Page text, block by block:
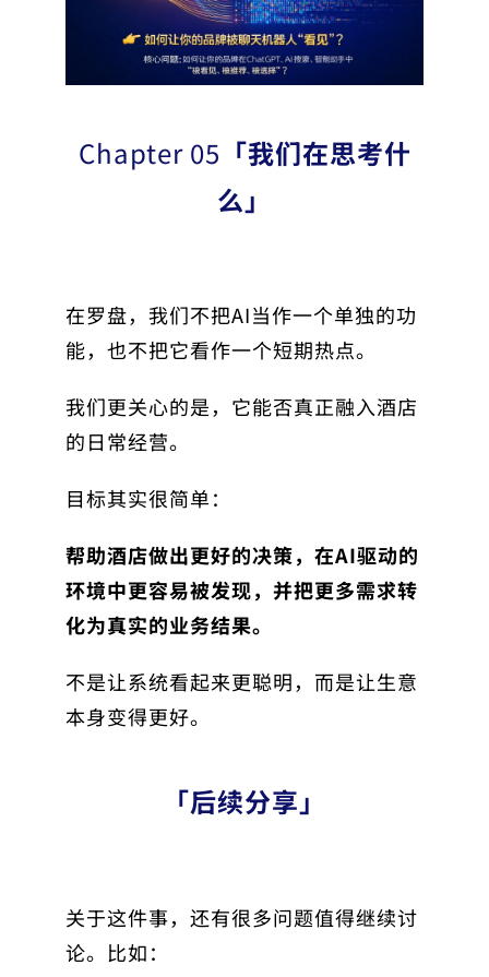
Chapter 05 「我们在思考什
么」
在罗盘，我们不把AI当作一个单独的功
能，也不把它看作一个短期热点。
我们更关心的是，它能否真正融入酒店
的日常经营。
目标其实很简单：
帮助酒店做出更好的决策，在AI驱动的
环境中更容易被发现，并把更多需求转
化为真实的业务结果。
不是让系统看起来更聪明，而是让生意
本身变得更好。
「后续分享」
关于这件事，还有很多问题值得继续讨
论。比如：